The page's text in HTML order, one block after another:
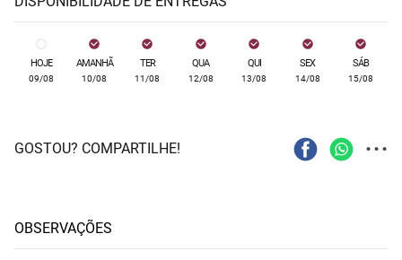
HOJE
09/08
AMANHÃ
10/08
TER
11/08
QUA
12/08
QUI
13/08
SEX
14/08
SÁB
15/08
GOSTOU? COMPARTILHE! ...
OBSERVAÇÕES